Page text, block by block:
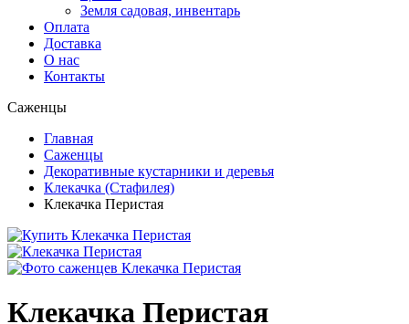
Земля садовая, инвентарь
Оплата
Доставка
О нас
Контакты
Саженцы
Главная
Саженцы
Декоративные кустарники и деревья
Клекачка (Стафилея)
Клекачка Перистая
Клекачка Перистая